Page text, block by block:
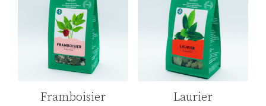
Framboisier Laurier